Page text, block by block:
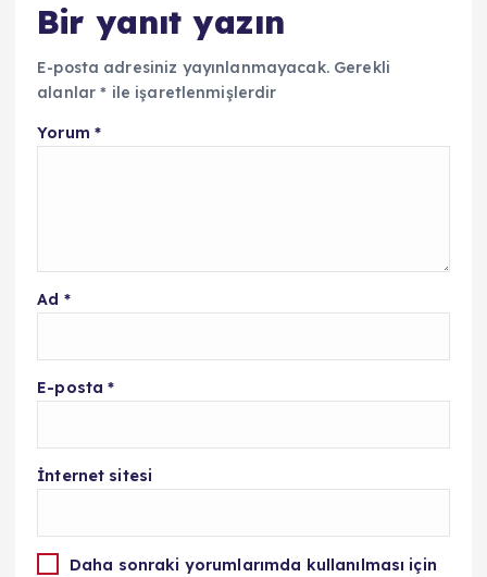
Bir yanıt yazın
E-posta adresiniz yayınlanmayacak. Gerekli
alanlar* ile işaretlenmişlerdir
Yorum *
Ad *
E-posta*
İnternet sitesi
Daha sonraki yorumlarımda kullanılması için